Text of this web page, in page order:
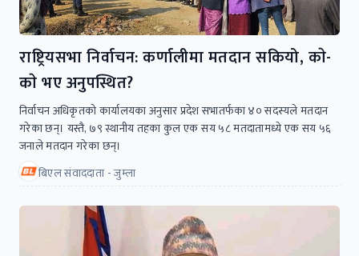
राष्ट्रियसभा निर्वाचन: कर्णालीमा मतदान सकियो, काे-
काे भए अनुपस्थित?
निर्वाचन अधिकृतको कार्यालयका अनुसार प्रदेश सभातर्फका ४० सदस्यले मतदान
गरेका छन्। यस्तै, ७९ स्थानीय तहका कुल एक सय ५८ मतदातामध्ये एक सय ५६
जनाले मतदान गरेका छन्।
बिएल संवाददाता - जुम्ला